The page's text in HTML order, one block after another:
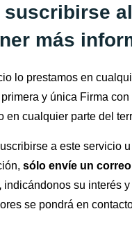
suscribirse
más
lo prestamos en
y única Firma
en cualquier parte del
a este servicio
sólo envíe un
indicándonos su interés
se pondrá en